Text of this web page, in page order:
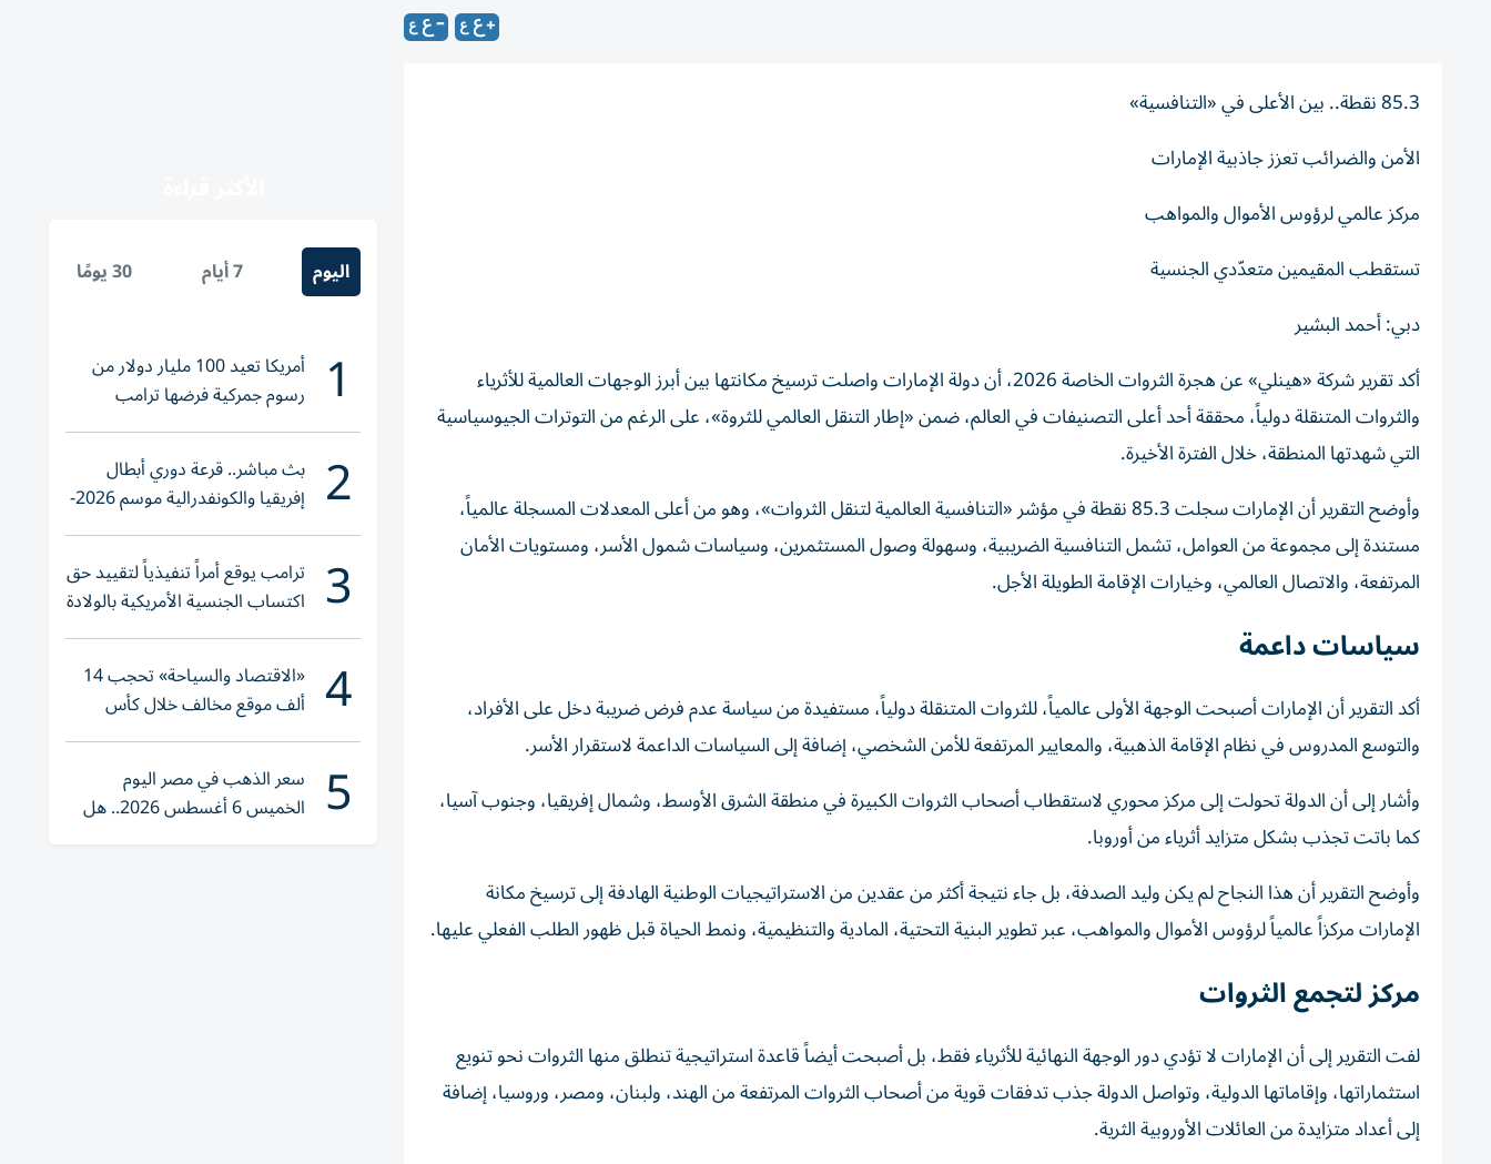
85.3 نقطة.. بين الأعلى في «التنافسية»
الأمن والضرائب تعزز جاذبية الإمارات
مركز عالمي لرؤوس الأموال والمواهب
تستقطب المقيمين متعدّدي الجنسية
دبي: أحمد البشير
أكد تقرير شركة «هينلي» عن هجرة الثروات الخاصة 2026، أن دولة الإمارات واصلت ترسيخ مكانتها بين أبرز الوجهات العالمية للأثرياء
والثروات المتنقلة دولياً، محققة أحد أعلى التصنيفات في العالم، ضمن «إطار التنقل العالمي للثروة»، على الرغم من التوترات الجيوسياسية
التي شهدتها المنطقة، خلال الفترة الأخيرة.
وأوضح التقرير أن الإمارات سجلت 85.3 نقطة في مؤشر «التنافسية العالمية لتنقل الثروات»، وهو من أعلى المعدلات المسجلة عالمياً،
مستندة إلى مجموعة من العوامل، تشمل التنافسية الضريبية، وسهولة وصول المستثمرين، وسياسات شمول الأسر، ومستويات الأمان
المرتفعة، والاتصال العالمي، وخيارات الإقامة الطويلة الأجل.
سياسات داعمة
أكد التقرير أن الإمارات أصبحت الوجهة الأولى عالمياً، للثروات المتنقلة دولياً، مستفيدة من سياسة عدم فرض ضريبة دخل على الأفراد،
والتوسع المدروس في نظام الإقامة الذهبية، والمعايير المرتفعة للأمن الشخصي، إضافة إلى السياسات الداعمة لاستقرار الأسر.
وأشار إلى أن الدولة تحولت إلى مركز محوري لاستقطاب أصحاب الثروات الكبيرة في منطقة الشرق الأوسط، وشمال إفريقيا، وجنوب آسيا،
كما باتت تجذب بشكل متزايد أثرياء من أوروبا.
وأوضح التقرير أن هذا النجاح لم يكن وليد الصدفة، بل جاء نتيجة أكثر من عقدين من الاستراتيجيات الوطنية الهادفة إلى ترسيخ مكانة
الإمارات مركزاً عالمياً لرؤوس الأموال والمواهب، عبر تطوير البنية التحتية، المادية والتنظيمية، ونمط الحياة قبل ظهور الطلب الفعلي عليها.
مركز لتجمع الثروات
لفت التقرير إلى أن الإمارات لا تؤدي دور الوجهة النهائية للأثرياء فقط، بل أصبحت أيضاً قاعدة استراتيجية تنطلق منها الثروات نحو تنويع
استثماراتها، وإقاماتها الدولية، وتواصل الدولة جذب تدفقات قوية من أصحاب الثروات المرتفعة من الهند، ولبنان، ومصر، وروسيا، إضافة
إلى أعداد متزايدة من العائلات الأوروبية الثرية.
اليوم 7 أيام 30 يومًا
1 أمريكا تعيد 100 مليار دولار من
رسوم جمركية فرضها ترامب
2 بث مباشر.. قرعة دوري أبطال
إفريقيا والكونفدرالية موسم 2026-
2027
3 ترامب يوقع أمراً تنفيذياً لتقييد حق
اكتساب الجنسية الأمريكية بالولادة
4 «الاقتصاد والسياحة» تحجب 14
ألف موقع مخالف خلال كأس
العالم 2026
5 سعر الذهب في مصر اليوم
الخميس 6 أغسطس 2026.. هل